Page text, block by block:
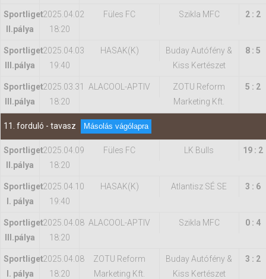
Sportliget
II.pálya
2025.04.02
18:20
Füles FC Szikla MFC 2 : 2
Sportliget
IIl.pálya
2025.04.03
19:40
HASAK(K)
Buday Autófény &
Kiss Kertészet
8 : 5
Sportliget
IIl.pálya
2025.03.31
18:20
ALACOOL-APTIV
ZOTU Reform
Marketing Kft.
5 : 2
11. forduló - tavasz Másolás vágólapra
Sportliget
II.pálya
2025.04.09
18:20
Füles FC LK Bulls 19 : 2
Sportliget
I. pálya
2025.04.10
19:40
HASAK(K) Atlantisz SÉ SE 3 : 6
Sportliget
IIl.pálya
2025.04.08
18:20
ALACOOL-APTIV Szikla MFC 0 : 4
Sportliget
I. pálya
2025.04.08
18:20
ZOTU Reform
Marketing Kft.
Buday Autófény &
Kiss Kertészet
3 : 2